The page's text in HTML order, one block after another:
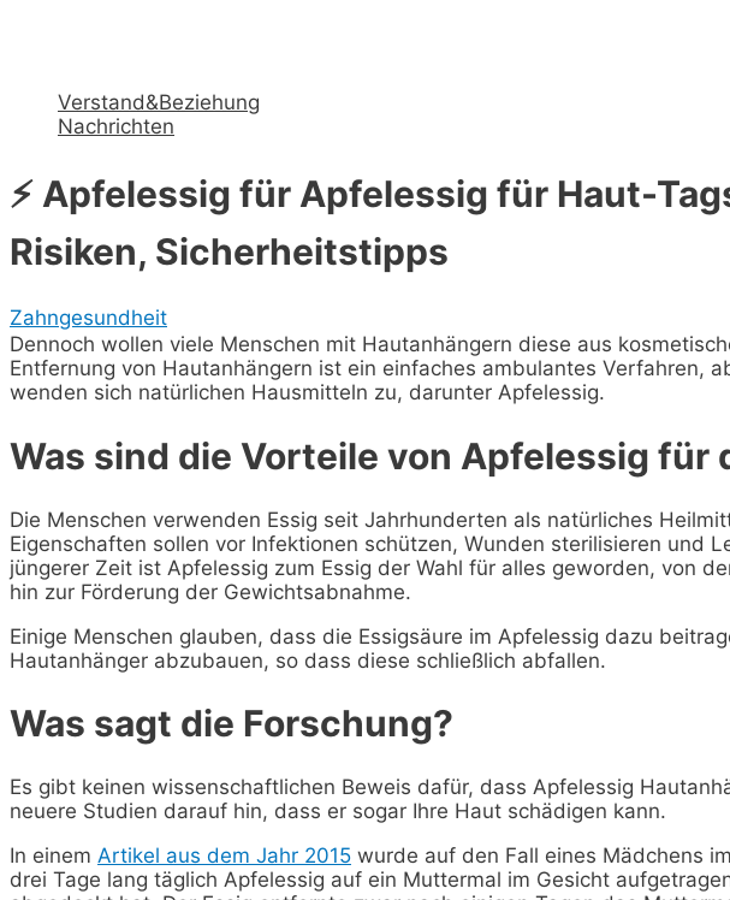
Verstand&Beziehung
Nachrichten
⚡ Apfelessig für Apfelessig für Haut-
Risiken, Sicherheitstipps
Zahngesundheit
Dennoch wollen viele Menschen mit Hautanhängern diese aus
Entfernung von Hautanhängern ist ein einfaches ambulantes Verfahren,
wenden sich natürlichen Hausmitteln zu, darunter Apfelessig.
Was sind die Vorteile von Apfelessig für
Die Menschen verwenden Essig seit Jahrhunderten als natürliches
Eigenschaften sollen vor Infektionen schützen, Wunden sterilisieren und
jüngerer Zeit ist Apfelessig zum Essig der Wahl für alles geworden, von
hin zur Förderung der Gewichtsabnahme.
Einige Menschen glauben, dass die Essigsäure im Apfelessig dazu
Hautanhänger abzubauen, so dass diese schließlich abfallen.
Was sagt die Forschung?
Es gibt keinen wissenschaftlichen Beweis dafür, dass Apfelessig
neuere Studien darauf hin, dass er sogar Ihre Haut schädigen kann.
In einem Artikel aus dem Jahr 2015 wurde auf den Fall eines Mädchens
drei Tage lang täglich Apfelessig auf ein Muttermal im Gesicht